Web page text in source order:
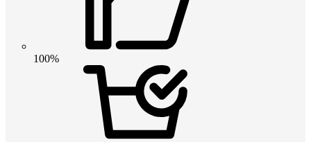
100%